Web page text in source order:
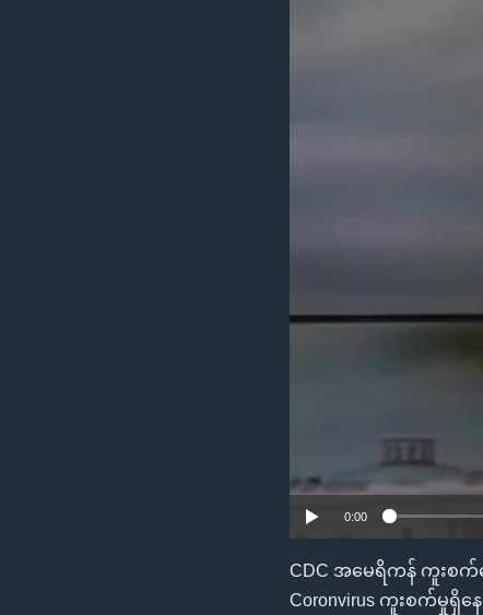
0:00
CDC အမေရိကန် ကူးစက်
Coronvirus ကူးစက်မှုရှိန